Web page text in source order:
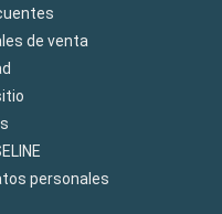
de venta
personales